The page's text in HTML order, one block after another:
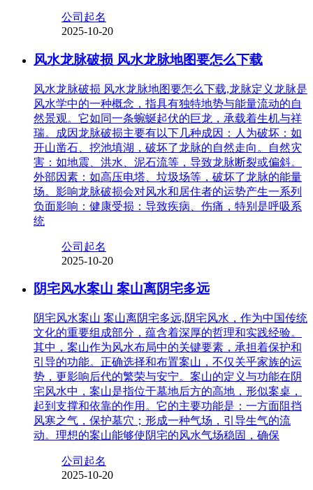
公司起名
2025-10-20
风水龙脉破损 风水龙脉地图要怎么下载
风水龙脉破损 风水龙脉地图要怎么下载,龙脉定义龙脉是
风水学中的一种概念，指具有独特地势与能量流动的自
然景观。它如同一条蜿蜒起伏的巨龙，承载着生机与祥
瑞。成因龙脉破损主要有以下几种成因：人为破坏：如
开山凿石、挖池填湖，破坏了龙脉的自然走向。自然灾
害：如地震、洪水、泥石流等，导致龙脉断裂或偏斜。
外部因素：如高压电塔、垃圾场等，破坏了龙脉的能量
场。影响龙脉破损会对风水和居住者的运势产生一系列
负面影响：健康受损：导致疾病、伤痛，特别是呼吸系
统
公司起名
2025-10-20
阴宅风水案山 案山离阴宅多远
阴宅风水案山 案山离阴宅多远,阴宅风水，作为中国传统
文化的重要组成部分，蕴含着深厚的哲理和实践经验。
其中，案山作为风水布局中的关键要素，承担着保护和
引导的功能。正确选择和布置案山，不仅关乎家族的运
势，更影响后代的繁荣与安宁。案山的定义与功能在阴
宅风水中，案山是指位于墓地后方的高地，形似案桌，
起到支撑和依靠的作用。它的主要功能是：一方面阻挡
风寒之气，保护墓穴；形成一种气场，引导生气的流
动。理想的案山能够使阴宅的风水气场稳固，确保
公司起名
2025-10-20